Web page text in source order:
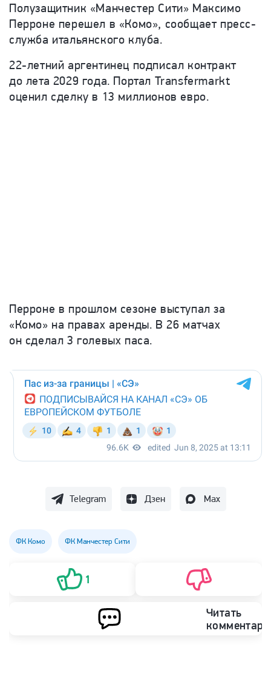
Полузащитник «Манчестер Сити» Максимо
Перроне перешел в «Комо», сообщает пресс-
служба итальянского клуба.
22-летний аргентинец подписал контракт
до лета 2029 года. Портал Transfermarkt
оценил сделку в 13 миллионов евро.
Перроне в прошлом сезоне выступал за
«Комо» на правах аренды. В 26 матчах
он сделал 3 голевых паса.
Telegram Дзен Max
ФК Комо ФК Манчестер Сити
1
Читать